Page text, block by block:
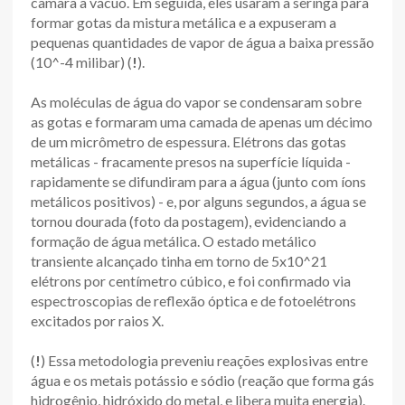
formar gotas da mistura metálica e a expuseram a
pequenas quantidades de vapor de água a baixa pressão
(10^-4 milibar) (!).
As moléculas de água do vapor se condensaram sobre
as gotas e formaram uma camada de apenas um décimo
de um micrômetro de espessura. Elétrons das gotas
metálicas - fracamente presos na superfície líquida -
rapidamente se difundiram para a água (junto com íons
metálicos positivos) - e, por alguns segundos, a água se
tornou dourada (foto da postagem), evidenciando a
formação de água metálica. O estado metálico
transiente alcançado tinha em torno de 5x10^21
elétrons por centímetro cúbico, e foi confirmado via
espectroscopias de reflexão óptica e de fotoelétrons
excitados por raios X.
(!) Essa metodologia preveniu reações explosivas entre
água e os metais potássio e sódio (reação que forma gás
hidrogênio, hidróxido do metal, e libera muita energia).